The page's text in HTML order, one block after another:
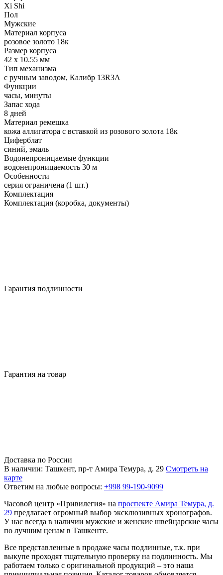
Xi Shi
Пол
Мужские
Материал корпуса
розовое золото 18к
Размер корпуса
42 х 10.55 мм
Тип механизма
с ручным заводом, Калибр 13R3A
Функции
часы, минуты
Запас хода
8 дней
Материал ремешка
кожа аллигатора с вставкой из розового золота 18к
Циферблат
синий, эмаль
Водонепроницаемые функции
водонепроницаемость 30 м
Особенности
серия ограничена (1 шт.)
Комплектация
Комплектация (коробка, документы)
Гарантия подлинности
Гарантия на товар
Доставка по России
В наличии: Ташкент, пр-т Амира Темура, д. 29 Смотреть на
карте
Ответим на любые вопросы: +998 99-190-9099
Часовой центр «Привилегия» на проспекте Амира Темура, д.
29 предлагает огромный выбор эксклюзивных хронографов.
У нас всегда в наличии мужские и женские швейцарские часы
по лучшим ценам в Ташкенте.
Все представленные в продаже часы подлинные, т.к. при
выкупе проходят тщательную проверку на подлинность. Мы
работаем только с оригинальной продукций – это наша